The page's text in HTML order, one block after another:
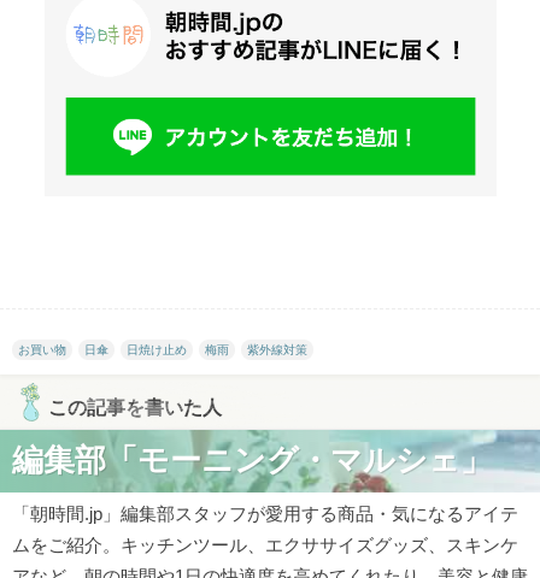
お買い物 日傘 日焼け止め 梅雨 紫外線対策
この記事を書いた人
編集部「モーニング・マルシェ」
「朝時間.jp」編集部スタッフが愛用する商品・気になるアイテ
ムをご紹介。キッチンツール、エクササイズグッズ、スキンケ